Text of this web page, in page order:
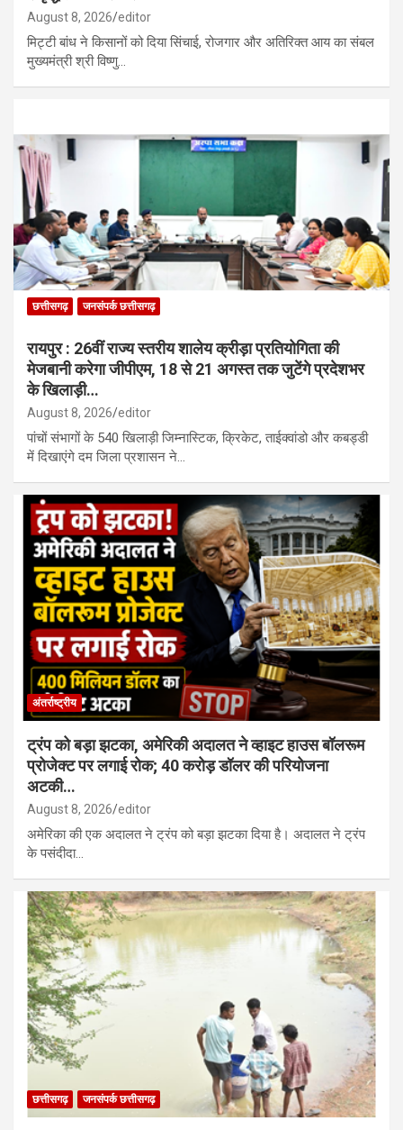
August 8, 2026 editor
मिट्टी बांध ने किसानों को दिया सिंचाई, रोजगार और अतिरिक्त आय का संबल
मुख्यमंत्री श्री विष्णु…
छत्तीसगढ़ जनसंपर्क छत्तीसगढ़
रायपुर : 26वीं राज्य स्तरीय शालेय क्रीड़ा प्रतियोगिता की
मेजबानी करेगा जीपीएम, 18 से 21 अगस्त तक जुटेंगे प्रदेशभर
के खिलाड़ी…
August 8, 2026 editor
पांचों संभागों के 540 खिलाड़ी जिम्नास्टिक, क्रिकेट, ताईक्वांडो और कबड्डी
में दिखाएंगे दम जिला प्रशासन ने…
अंतर्राष्ट्रीय
ट्रंप को बड़ा झटका, अमेरिकी अदालत ने व्हाइट हाउस बॉलरूम
प्रोजेक्ट पर लगाई रोक; 40 करोड़ डॉलर की परियोजना
अटकी…
August 8, 2026 editor
अमेरिका की एक अदालत ने ट्रंप को बड़ा झटका दिया है। अदालत ने ट्रंप
के पसंदीदा…
छत्तीसगढ़ जनसंपर्क छत्तीसगढ़